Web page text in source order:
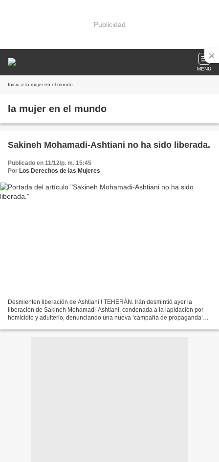
Publicidad
MENU
Inicio » la mujer en el mundo
la mujer en el mundo
Sakineh Mohamadi-Ashtiani no ha sido liberada.
Publicado en 11/12/p. m. 15:45
Por Los Derechos de las Mujeres
Desmienten liberación de Ashtiani ! TEHERÁN. Irán desmintió ayer la
liberación de Sakineh Mohamadi-Ashtiani, condenada a la lapidación por
homicidio y adulterio, denunciando una nueva ‘campaña de propaganda’